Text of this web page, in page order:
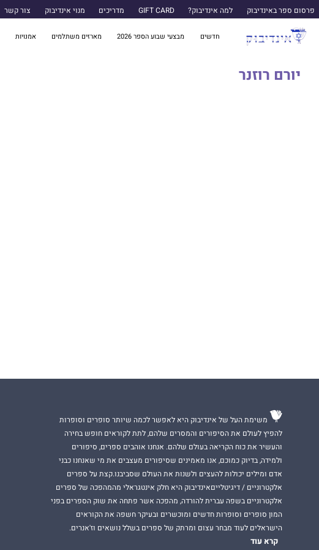
פרסום ספר באינדיבוק למה אינדיבוק? GIFT CARD מדריכים מנוי אינדיבוק צור קשר
חדשים מבצעי שבוע הספר 2026 מארזים משתלמים אמנויות
יורם רוזנר
משימת העל של אינדיבוק היא לאפשר לכמה שיותר סופרים וסופרות
להפיץ לעולם את הסיפורים והמסרים שלהם, לתת לקוראים חופש בחירה
והעשיר את כוח הקריאה בעולם שלהם. אנחנו אוהבים ספרים, סיפורים
ולמידה, בדיוק כמוכם, אנו מאמינים שסיפורים מעצבים את מי שאנחנו כבני
אדם ומילים יכולות להעצים ולשנות את העולם שסביבנו.קצת על ספרים
אלקטרוניים / דיגיטלייםאינדיבוק היא חלק אינטגראלי מהמהפכה של ספרים
אלקטרוניים בשפה עברית להורדה, מהפכה אשר פתחה את שוק הספרים בפני
המון סופרים וסופרות חדשים ומוכשרים ובעיקר חשפה את הקוראים
הישראלים לעוד מבחר עצום ומרתק של ספרים בשלל נושאים וז'אנרים.
קרא עוד